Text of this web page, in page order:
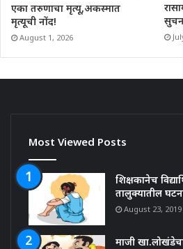
एका तरुणाचा मृत्यू,अकस्मात
मृत्यूची नोंद!
August 1, 2026
Most Viewed Posts
शिक्षकानेच
तालुक्यातील
August 23, 2019
माजी